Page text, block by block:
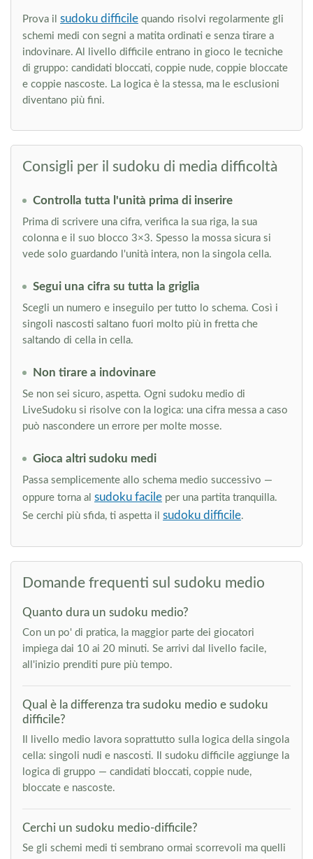
Prova il sudoku difficile quando risolvi regolarmente gli
schemi medi con segni a matita ordinati e senza tirare a
indovinare. Al livello difficile entrano in gioco le tecniche
di gruppo: candidati bloccati, coppie nude, coppie bloccate
e coppie nascoste. La logica è la stessa, ma le esclusioni
diventano più fini.
Consigli per il sudoku di media difficoltà
Controlla tutta l'unità prima di inserire
Prima di scrivere una cifra, verifica la sua riga, la sua
colonna e il suo blocco 3×3. Spesso la mossa sicura si
vede solo guardando l'unità intera, non la singola cella.
Segui una cifra su tutta la griglia
Scegli un numero e inseguilo per tutto lo schema. Così i
singoli nascosti saltano fuori molto più in fretta che
saltando di cella in cella.
Non tirare a indovinare
Se non sei sicuro, aspetta. Ogni sudoku medio di
LiveSudoku si risolve con la logica: una cifra messa a caso
può nascondere un errore per molte mosse.
Gioca altri sudoku medi
Passa semplicemente allo schema medio successivo —
oppure torna al sudoku facile per una partita tranquilla.
Se cerchi più sfida, ti aspetta il sudoku difficile.
Domande frequenti sul sudoku medio
Quanto dura un sudoku medio?
Con un po' di pratica, la maggior parte dei giocatori
impiega dai 10 ai 20 minuti. Se arrivi dal livello facile,
all'inizio prenditi pure più tempo.
Qual è la differenza tra sudoku medio e sudoku
difficile?
Il livello medio lavora soprattutto sulla logica della singola
cella: singoli nudi e nascosti. Il sudoku difficile aggiunge la
logica di gruppo — candidati bloccati, coppie nude,
bloccate e nascoste.
Cerchi un sudoku medio-difficile?
Se gli schemi medi ti sembrano ormai scorrevoli ma quelli